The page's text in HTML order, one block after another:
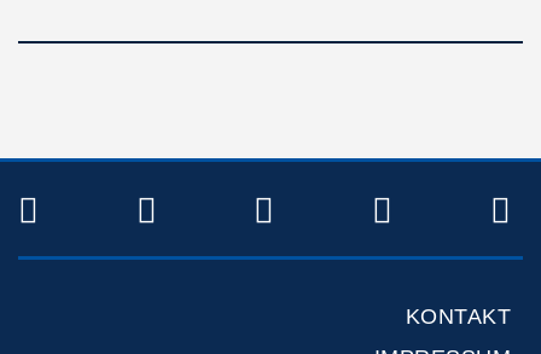
TWITTERFACEBOOKINSTAGRAM
KONTAKT